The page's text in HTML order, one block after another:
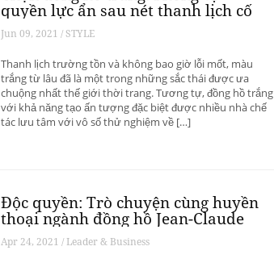
quyền lực ẩn sau nét thanh lịch cố
hữu
Jun 09, 2021 / STYLE
Thanh lịch trường tồn và không bao giờ lỗi mốt, màu
trắng từ lâu đã là một trong những sắc thái được ưa
chuộng nhất thế giới thời trang. Tương tự, đồng hồ trắng
với khả năng tạo ấn tượng đặc biệt được nhiều nhà chế
tác lưu tâm với vô số thử nghiệm về […]
Độc quyền: Trò chuyện cùng huyền
thoại ngành đồng hồ Jean-Claude
Biver
Apr 24, 2021 / Leader & Business